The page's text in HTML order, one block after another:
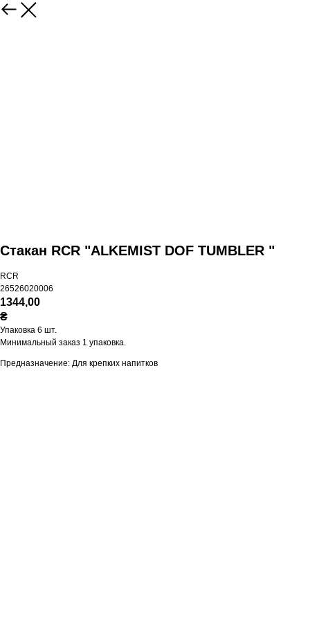
Стакан RCR "ALKEMIST DOF TUMBLER "
RCR
26526020006
1344,00
₴
Упаковка 6 шт.
Минимальный заказ 1 упаковка.
Предназначение: Для крепких напитков